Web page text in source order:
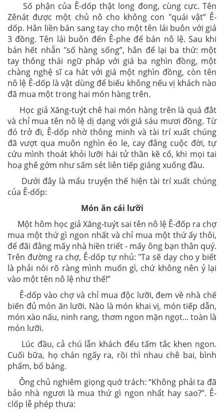
Số phận của Ê-dốp thật long đong, cùng cực. Tên
Zênát được một chủ nô cho không con "quái vật” Ê-
dốp. Hắn liền bán sang tay cho một tên lái buôn với giá
3 đồng. Tên lái buôn đến Ê-phe để bán nô lệ. Sau khi
bán hết nhẵn "số hàng sống”, hắn để lại ba thứ: một
tay thông thái ngữ pháp với giá ba nghìn đồng, một
chàng nghệ sĩ ca hát với giá một nghìn đồng, còn tên
nô lệ Ê-dốp là vật dùng để biếu không nếu vị khách nào
đã mua một trong hai món hàng trên.
Học giả Xăng-tuýt chê hai món hàng trên là quá đắt
và chỉ mua tên nô lệ dị dạng với giá sáu mươi đồng. Từ
đó trở đi, Ê-dốp nhờ thông minh và tài trí xuất chúng
đã vượt qua muôn nghìn éo le, cay đắng cuộc đời, tự
cứu mình thoát khỏi lưỡi hái tử thần kề cổ, khi mọi tai
hoạ ghê gớm như sấm sét liên tiếp giáng xuống đầu.
Dưới đây là mẩu truyện thế hiện tài trí xuất chúng
của Ê-dốp:
Món ăn cái lưỡi
Một hôm học giả Xăng-tuýt sai tên nô lệ Ê-đốp ra chợ
mua một thứ gì ngon nhất và chỉ mua một thứ ấy thôi,
để đãi đằng mấy nhà hiền triết - mấy ông bạn thân quý.
Trên đường ra chợ, Ê-dốp tự nhủ: "Ta sẽ dạy cho y biết
là phải nói rõ ràng mình muốn gì, chứ không nên ỷ lại
vào một tên nô lệ như thế!”
Ê-dốp vào chợ và chỉ mua độc lưỡi, đem về nhà chế
biến đủ món ăn lưỡi. Nào là món khai vị, món tiếp dẫn,
món xào nấu, ninh rang, thơm ngon mặn ngọt... toàn là
món lưỡi.
Lúc đầu, cả chú lẫn khách đểu tấm tắc khen ngon.
Cuối bữa, họ chán ngấy ra, rồi thì nhau chê bai, bình
phẩm, bổ báng.
Ông chủ nghiêm giọng quớ trách: “Không phải ta đã
bảo nhà ngươi là mua thứ gì ngon nhất hay sao?”. Ê-
clốp lễ phép thưa: